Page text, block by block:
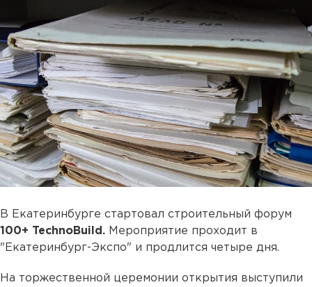
В Екатеринбурге стартовал строительный форум
100+ TechnoBuild. Мероприятие проходит в
"Екатеринбург-Экспо" и продлится четыре дня.
На торжественной церемонии открытия выступили